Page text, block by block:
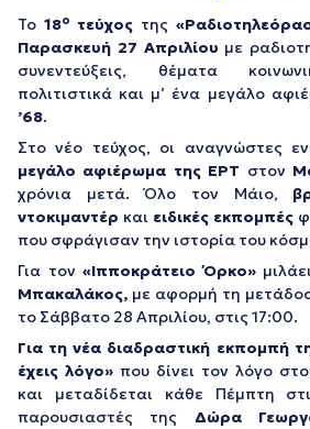
To 18ο τεύχος της
Παρασκευή 27 Απριλίου με
συνεντεύξεις, θέματα
πολιτιστικά και μ’ ένα μεγάλο
’68.
Στο νέο τεύχος, οι αναγνώστες
μεγάλο αφιέρωμα της ΕΡΤ στον
χρόνια μετά. Όλο τον Μάιο,
ντοκιμαντέρ και ειδικές εκπομπές
που σφράγισαν την ιστορία του
Για τον«Ιπποκράτειο Όρκο»
Μπακαλάκος, με αφορμή τη
το Σάββατο 28 Απριλίου, στις 17:00.
Για τη νέα διαδραστική εκπομπή
έχεις λόγο» που δίνει τον λόγο
και μεταδίδεται κάθε Πέμπτη
παρουσιαστές της Δώρα